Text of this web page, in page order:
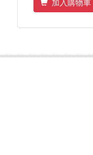
加入購物車